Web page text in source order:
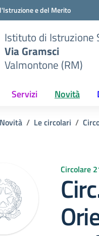
e del Merito
Istituto di Istruzione
Via Gramsci
Valmontone (RM)
Servizi Novità
Novità Le circolari
Circolare